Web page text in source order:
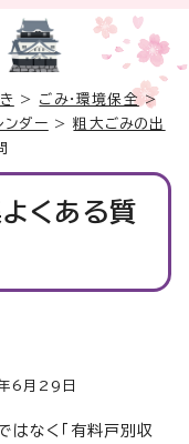
> ごみ・環境保全 >
ンダー >粗大ごみの出
くある質
月29日
はなく「有料戸別収